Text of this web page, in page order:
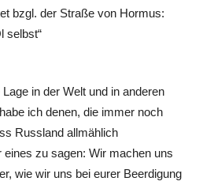
bzgl. der Straße von Hormus:
selbst“
in der Welt und in anderen
ich denen, die immer noch
Russland allmählich
eines zu sagen: Wir machen uns
wie wir uns bei eurer Beerdigung